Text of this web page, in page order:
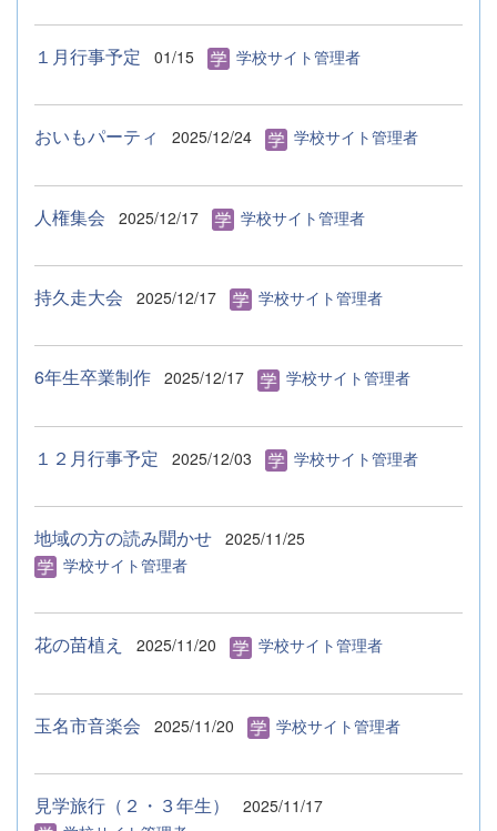
１月行事予定 01/15 学校サイト管理者
おいもパーティ 2025/12/24 学校サイト管理者
人権集会 2025/12/17 学校サイト管理者
持久走大会 2025/12/17 学校サイト管理者
6年生卒業制作 2025/12/17 学校サイト管理者
１２月行事予定 2025/12/03 学校サイト管理者
地域の方の読み聞かせ 2025/11/25
学校サイト管理者
花の苗植え 2025/11/20 学校サイト管理者
玉名市音楽会 2025/11/20 学校サイト管理者
見学旅行（２・３年生）
2025/11/17